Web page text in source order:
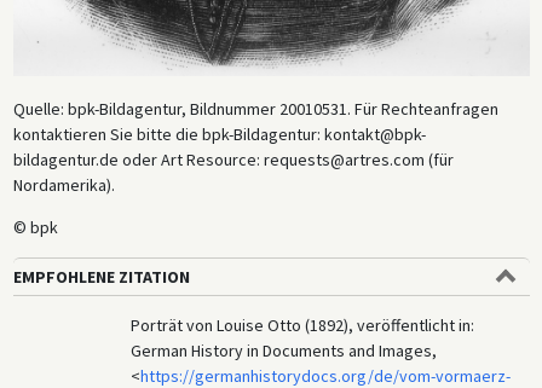
Quelle: bpk-Bildagentur, Bildnummer 20010531. Für Rechteanfragen
kontaktieren Sie bitte die bpk-Bildagentur: kontakt@bpk-
bildagentur.de oder Art Resource: requests@artres.com (für
Nordamerika).
© bpk
EMPFOHLENE ZITATION
Porträt von Louise Otto (1892), veröffentlicht in:
German History in Documents and Images,
<https://germanhistorydocs.org/de/vom-vormaerz-